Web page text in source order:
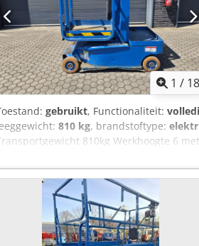
1 / 18
gebruikt, Functionaliteit:
810 kg, brandstoftype:
810kg Werkhoogte 6
78cm breed. Prijs netto +21% btw of
Cedpfxszr N Dte Ag Ijrf Wir
conditions apply to all transactions!